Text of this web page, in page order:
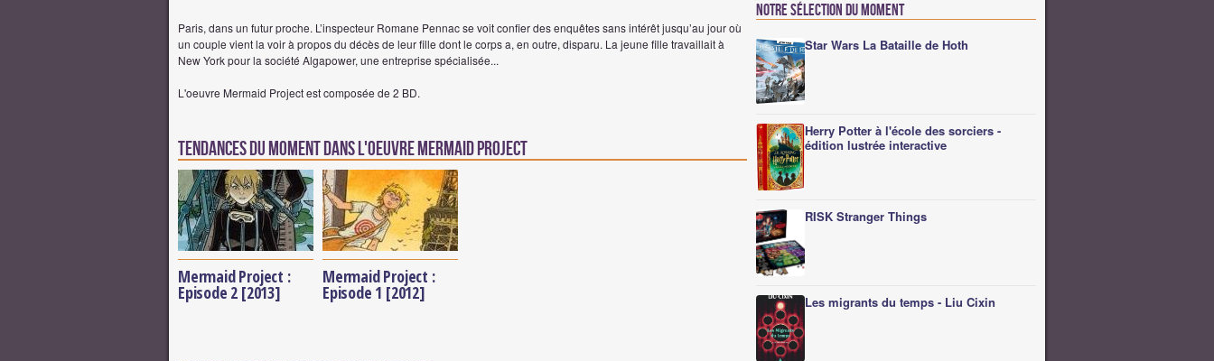
Paris, dans un futur proche. L’inspecteur Romane Pennac se voit confier des enquêtes sans intérêt jusqu’au jour où
un couple vient la voir à propos du décès de leur fille dont le corps a, en outre, disparu. La jeune fille travaillait à
New York pour la société Algapower, une entreprise spécialisée...
L'oeuvre Mermaid Project est composée de 2 BD.
Tendances du moment dans l'oeuvre Mermaid Project
Mermaid Project :
Episode 2 [2013]
Mermaid Project :
Episode 1 [2012]
Notre sélection du moment
Star Wars La Bataille de Hoth
Herry Potter à l'école des sorciers -
édition lustrée interactive
RISK Stranger Things
Les migrants du temps - Liu Cixin